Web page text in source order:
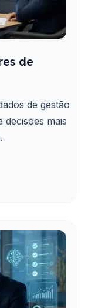
de
de gestão
decisões mais